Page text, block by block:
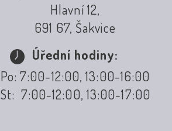
Hlavní 12,
691 67, Šakvice
Úřední hodiny:
Po: 7:00-12:00, 13:00-16:00
St: 7:00-12:00, 13:00-17:00